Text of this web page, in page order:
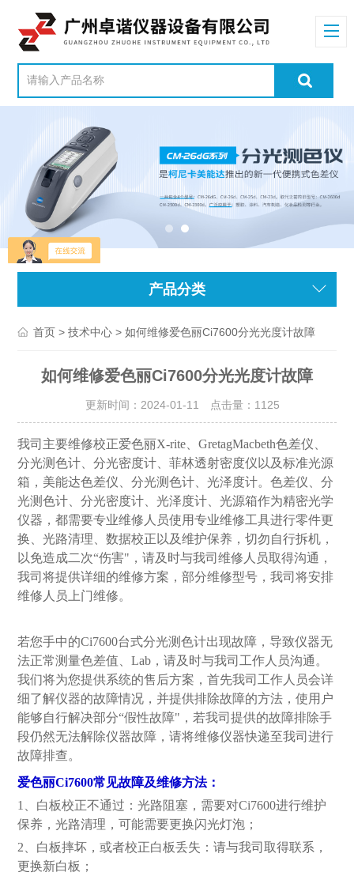
产品分类
首页 >技术中心 > 如何维修爱色丽Ci7600分光光度计故障
如何维修爱色丽Ci7600分光光度计故障
更新时间：2024-01-11 点击量： 1125
我司主要维修校正爱色丽X-rite、GretagMacbeth色差仪、
分光测色计、分光密度计、菲林透射密度仪以及标准光源
箱，美能达色差仪、分光测色计、光泽度计。色差仪、分
光测色计、分光密度计、光泽度计、光源箱作为精密光学
仪器，都需要专业维修人员使用专业维修工具进行零件更
换、光路清理、数据校正以及维护保养，切勿自行拆机，
以免造成二次“伤害"，请及时与我司维修人员取得沟通，
我司将提供详细的维修方案，部分维修型号，我司将安排
维修人员上门维修。
若您手中的Ci7600台式分光测色计出现故障，导致仪器无
法正常测量色差值、Lab，请及时与我司工作人员沟通。
我们将为您提供系统的售后方案，首先我司工作人员会详
细了解仪器的故障情况，并提供排除故障的方法，使用户
能够自行解决部分“假性故障"，若我司提供的故障排除手
段仍然无法解除仪器故障，请将维修仪器快递至我司进行
故障排查。
爱色丽Ci7600常见故障及维修方法：
1、白板校正不通过：光路阻塞，需要对Ci7600进行维护
保养，光路清理，可能需要更换闪光灯泡；
2、白板摔坏，或者校正白板丢失：请与我司取得联系，
更换新白板；